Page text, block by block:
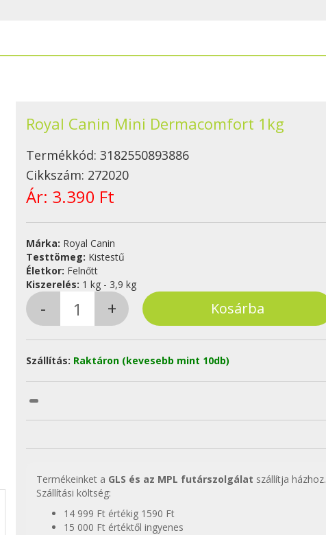
Royal Canin Mini Dermacomfort 1kg
Termékkód: 3182550893886
Cikkszám: 272020
Ár: 3.390 Ft
Márka: Royal Canin
Testtömeg: Kistestű
Életkor: Felnőtt
Kiszerelés: 1 kg - 3,9 kg
Szállítás: Raktáron (kevesebb mint 10db)
Termékeinket a GLS és az MPL futárszolgálat szállítja házhoz.
Szállítási költség:
14 999 Ft értékig 1590 Ft
15 000 Ft értéktől ingyenes